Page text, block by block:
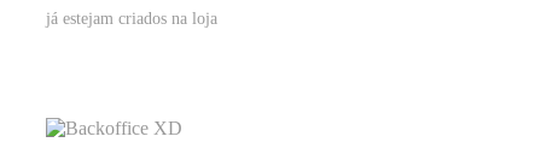
já estejam criados na loja